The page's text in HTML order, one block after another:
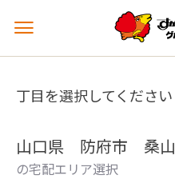
メ
ュ
を
丁目を選択してください
山口県 防府市 桑山
の宅配エリア選択